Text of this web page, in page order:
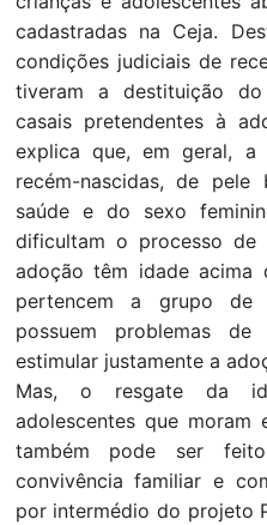
cadastradas na Ceja.
condições judiciais de
tiveram a destituição
casais pretendentes à
explica que, em geral, a
recém-nascidas, de pele
saúde e do sexo
dificultam o processo
adoção têm idade acima
pertencem a grupo de
possuem problemas
estimular justamente a
Mas, o resgate da
adolescentes que
também pode ser
convivência familiar e
por intermédio do projeto